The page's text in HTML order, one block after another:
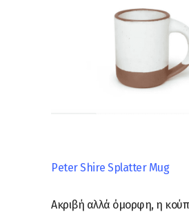
Peter Shire Splatter Mug
Ακριβή αλλά όμορφη, η